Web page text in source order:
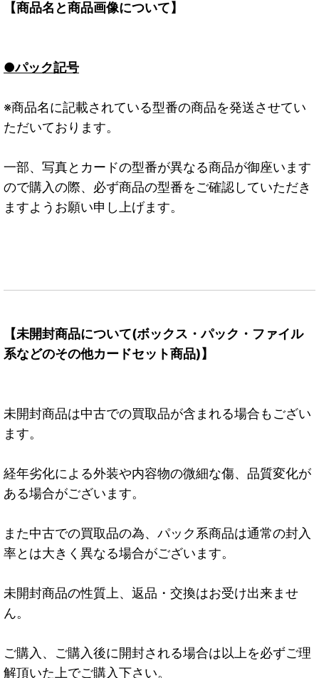
【商品名と商品画像について】
●パック記号
※商品名に記載されている型番の商品を発送させてい
ただいております。
一部、写真とカードの型番が異なる商品が御座います
ので購入の際、必ず商品の型番をご確認していただき
ますようお願い申し上げます。
【未開封商品について(ボックス・パック・ファイル
系などのその他カードセット商品)】
未開封商品は中古での買取品が含まれる場合もござい
ます。
経年劣化による外装や内容物の微細な傷、品質変化が
ある場合がございます。
また中古での買取品の為、パック系商品は通常の封入
率とは大きく異なる場合がございます。
未開封商品の性質上、返品・交換はお受け出来ませ
ん。
ご購入、ご購入後に開封される場合は以上を必ずご理
解頂いた上でご購入下さい。